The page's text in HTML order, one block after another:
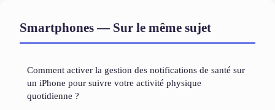
Smartphones — Sur le même sujet
Comment activer la gestion des notifications de santé sur
un iPhone pour suivre votre activité physique
quotidienne ?